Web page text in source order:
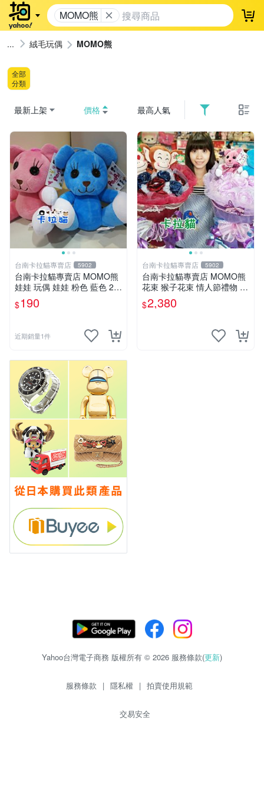
MOMO熊 登
絨毛玩偶 MOMO熊
全部
分類
最新上架 價格 最高人氣
台南卡拉貓專賣店 5902
台南卡拉貓專賣店 MOMO熊
娃娃 玩偶 娃娃 粉色 藍色 2色
分售
$190
近期銷量1件
台南卡拉貓專賣店 5902
台南卡拉貓專賣店 MOMO熊
花束 猴子花束 情人節禮物 二
選一 可繡字 可今天寄明天到
$2,380
Yahoo台灣電子商務 版權所有 © 2026 服務條款(更新)
服務條款 | 隱私權 | 拍賣使用規範
交易安全